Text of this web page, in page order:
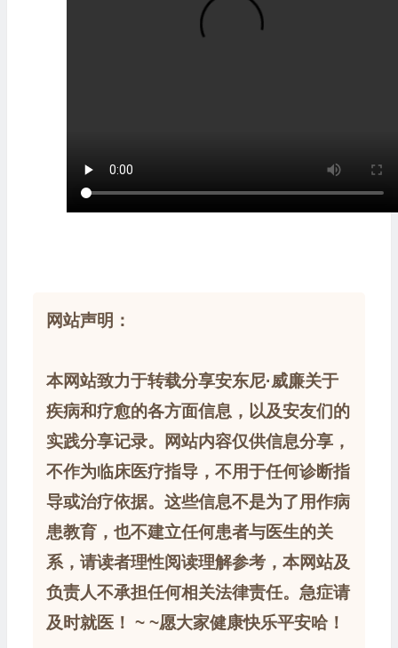
网站声明：
本网站致力于转载分享安东尼·威廉关于
疾病和疗愈的各方面信息，以及安友们的
实践分享记录。网站内容仅供信息分享，
不作为临床医疗指导，不用于任何诊断指
导或治疗依据。这些信息不是为了用作病
患教育，也不建立任何患者与医生的关
系，请读者理性阅读理解参考，本网站及
负责人不承担任何相关法律责任。急症请
及时就医！ ~ ~愿大家健康快乐平安哈！